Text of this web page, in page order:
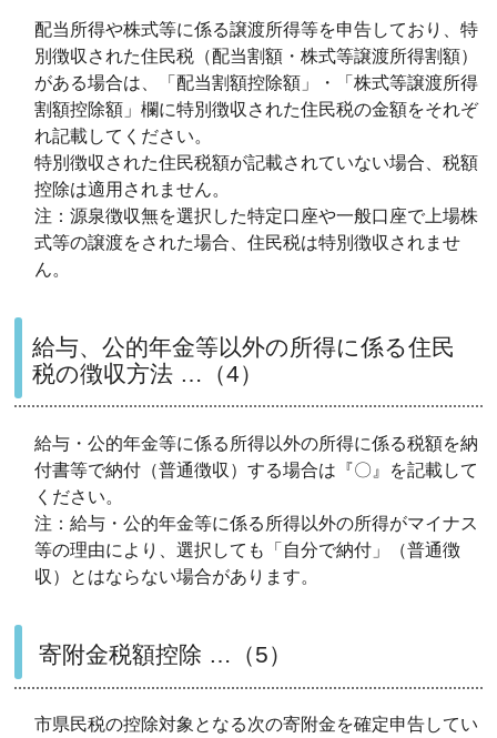
配当所得や株式等に係る譲渡所得等を申告しており、特
別徴収された住民税（配当割額・株式等譲渡所得割額）
がある場合は、「配当割額控除額」・「株式等譲渡所得
割額控除額」欄に特別徴収された住民税の金額をそれぞ
れ記載してください。
特別徴収された住民税額が記載されていない場合、税額
控除は適用されません。
注：源泉徴収無を選択した特定口座や一般口座で上場株
式等の譲渡をされた場合、住民税は特別徴収されませ
ん。
給与、公的年金等以外の所得に係る住民
税の徴収方法 …（4）
給与・公的年金等に係る所得以外の所得に係る税額を納
付書等で納付（普通徴収）する場合は『〇』を記載して
ください。
注：給与・公的年金等に係る所得以外の所得がマイナス
等の理由により、選択しても「自分で納付」（普通徴
収）とはならない場合があります。
寄附金税額控除 …（5）
市県民税の控除対象となる次の寄附金を確定申告してい